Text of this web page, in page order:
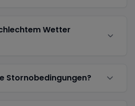
Wetter
Stornobedingungen?